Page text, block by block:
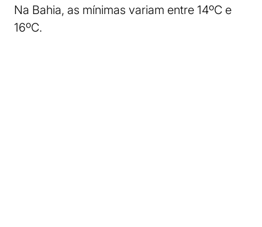
Na Bahia, as mínimas variam entre 14ºC e
16ºC.